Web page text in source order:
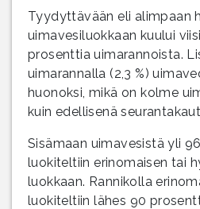
Tyydyttävään eli alimpaan
uimavesiluokkaan kuului
prosenttia uimarannoista.
uimarannalla (2,3 %)
huonoksi, mikä on kolme
kuin edellisenä
Sisämaan uimavesistä yli
luokiteltiin erinomaisen tai
luokkaan. Rannikolla
luokiteltiin lähes 90